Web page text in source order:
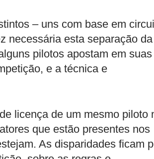
– uns com base em
necessária esta separação da
pilotos apostam em suas
e a técnica e
licença de um mesmo piloto
que estão presentes nos
As disparidades ficam